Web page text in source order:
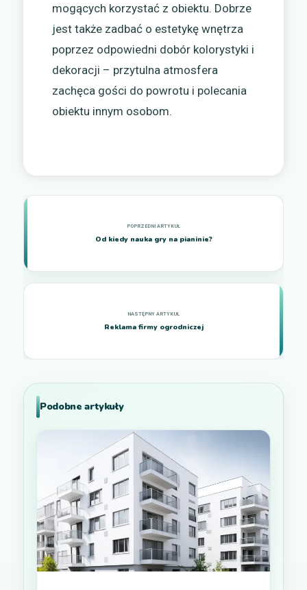
mogących korzystać z obiektu. Dobrze
jest także zadbać o estetykę wnętrza
poprzez odpowiedni dobór kolorystyki i
dekoracji – przytulna atmosfera
zachęca gości do powrotu i polecania
obiektu innym osobom.
Od kiedy nauka gry na pianinie?
Reklama firmy ogrodniczej
Podobne artykuły